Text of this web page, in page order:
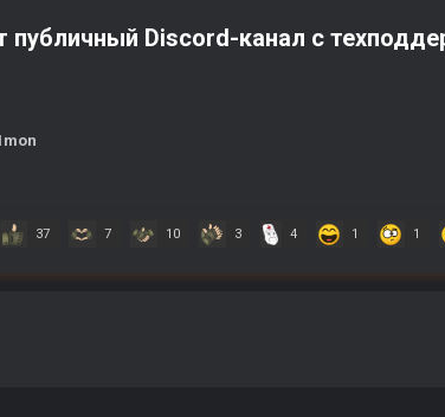
публичный Discord-канал с
37 7 10 3 4 1 1